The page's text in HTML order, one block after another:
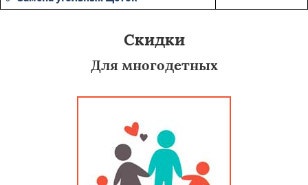
Скидки
Для многодетных